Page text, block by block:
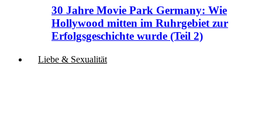
30 Jahre Movie Park Germany: Wie
Hollywood mitten im Ruhrgebiet zur
Erfolgsgeschichte wurde (Teil 2)
Liebe & Sexualität